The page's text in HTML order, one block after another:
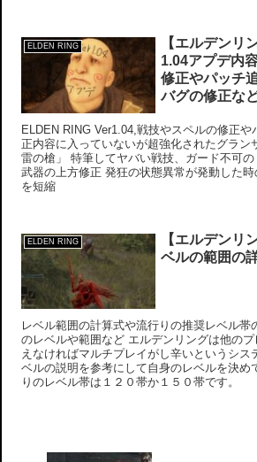
ELDEN RING
【エルデンリ
1.04アプデ内
修正やパッチ
バグの修正な
ELDEN RING Ver1.04,戦技やスペルの修正
正内容に入っていないが超強化されたグラン
雷の槍」 特筆してヤバい戦技、ガード不可
武器の上方修正 発狂の状態異常が発動した
を短縮
ELDEN RING
【エルデンリ
ベルの範囲の
レベル範囲の計算式や流行りの推奨レベル帯
のレベルや範囲など エルデンリングは他の
えなければマルチプレイがし辛いというシス
ベルの説明を参考にして自身のレベルを決め
りのレベル帯は１２０帯か１５０帯です。